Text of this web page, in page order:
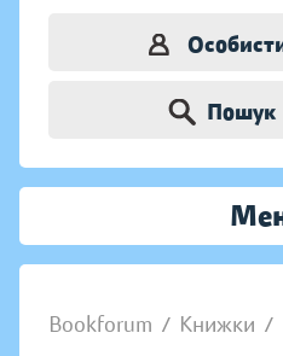
Пошук
Bookforum / Книжки /